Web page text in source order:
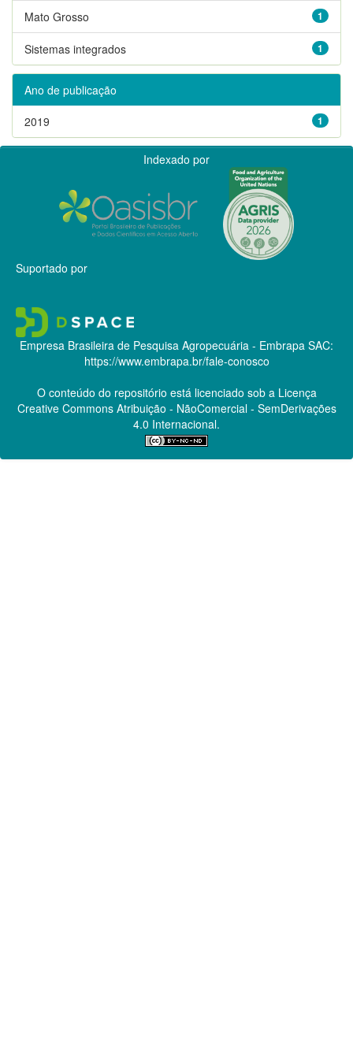
1
Mato Grosso
1
Sistemas integrados
Ano de publicação
1
2019
Indexado por
Suportado por
Empresa Brasileira de Pesquisa Agropecuária - Embrapa SAC:
https://www.embrapa.br/fale-conosco
O conteúdo do repositório está licenciado sob a Licença
Creative CommonsAtribuição - NãoComercial - SemDerivações
4.0 Internacional.